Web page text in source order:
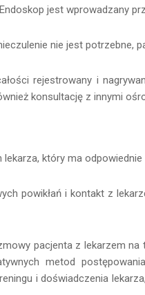
jest wprowadzany
nie jest potrzebne,
rejestrowany i
konsultację z innymi
który ma odpowiednie
powikłań i kontakt z
pacjenta z lekarzem
metod
i doświadczenia